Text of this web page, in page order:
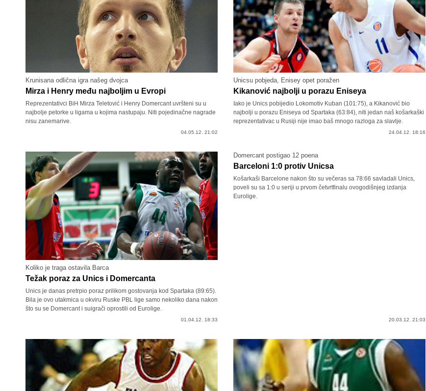
Krunisana odlična igra našeg dvojca
Mirza i Henry među najboljim u Evropi
Reprezentativci BiH Mirza Teletović i Henry Domercant uvršteni su u
najbolje petorke u ligama u kojima nastupaju. Niti pojedinačne nagrade
nisu zanemarive.
04.05.12. 21:02
Unicsu pobjeda, Enisey opet poražen
Kikanović najbolji u porazu Eniseya
Iako je Unics pobijedio Lokomotiv Kuban (101:75), a Kikanović bio
najbolji u porazu Eniseya od Spartaka (63:84), niti jedan naš košarkaški
reprezentativac u Rusiji nije imao baš mnogo razloga za slavlje.
24.04.12. 18:16
Koliko je traga ostavila Barca
Težak poraz za Unics i Domercanta
Unics je danas pretrpio poraz prilikom gostovanja kod Spartaka (89:65).
Bila je ovo utakmica u okviru Ruske PBL lige samo nekoliko dana nakon
što su se Domercant i suigrači oprostili od Eurolige.
01.04.12. 18:33
Domercant postigao 12 poena
Barceloni 1:0 protiv Unicsa
Košarkaši Barcelone nakon što su večeras sa 78:66 savladali Unics,
poveli su sa 1:0 u seriji u prvom četvrtfinalu ovogodišnjeg izdanja
Eurolige.
20.03.12. 21:03